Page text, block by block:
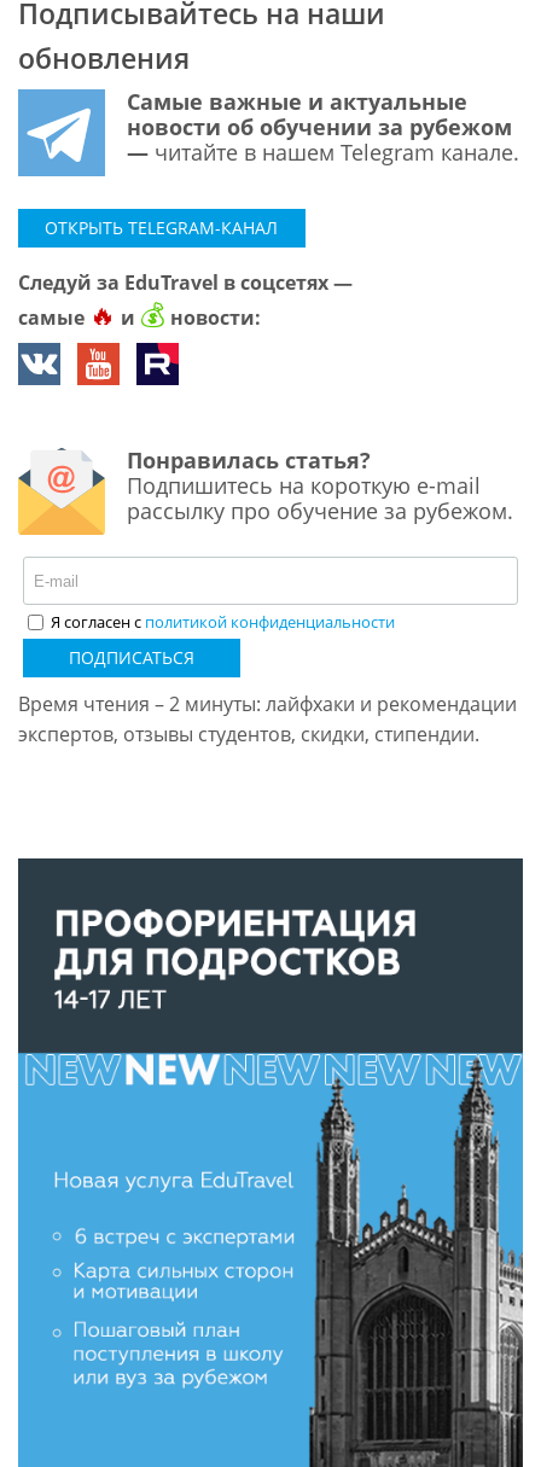
Подписывайтесь на наши
обновления
Самые важные и актуальные
новости об обучении за рубежом
— читайте в нашем Telegram канале.
ОТКРЫТЬ TELEGRAM-КАНАЛ
Следуй за EduTravel в соцсетях —
самые 🔥 и 💰 новости:
Понравилась статья?
Подпишитесь на короткую e-mail
рассылку про обучение за рубежом.
Я согласен с политикой конфиденциальности
ПОДПИСАТЬСЯ
Время чтения – 2 минуты: лайфхаки и рекомендации
экспертов, отзывы студентов, скидки, стипендии.